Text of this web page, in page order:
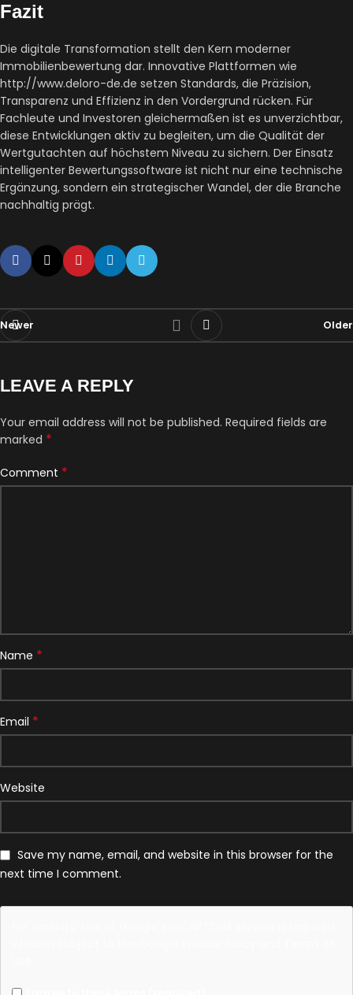
Fazit
Die digitale Transformation stellt den Kern moderner
Immobilienbewertung dar. Innovative Plattformen wie
http://www.deloro-de.de setzen Standards, die Präzision,
Transparenz und Effizienz in den Vordergrund rücken. Für
Fachleute und Investoren gleichermaßen ist es unverzichtbar,
diese Entwicklungen aktiv zu begleiten, um die Qualität der
Wertgutachten auf höchstem Niveau zu sichern. Der Einsatz
intelligenter Bewertungssoftware ist nicht nur eine technische
Ergänzung, sondern ein strategischer Wandel, der die Branche
nachhaltig prägt.
Newer Older
LEAVE A REPLY
Your email address will not be published. Required fields are
marked *
Comment *
Name *
Email *
Website
Save my name, email, and website in this browser for the
next time I comment.